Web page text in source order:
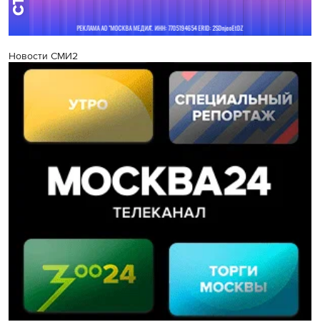
Новости СМИ2